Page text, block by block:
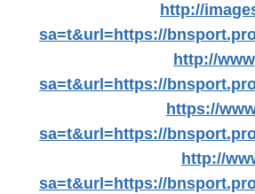
http://
sa=t&url=https://
http://
sa=t&url=https://
https://
sa=t&url=https://
http://
sa=t&url=https://